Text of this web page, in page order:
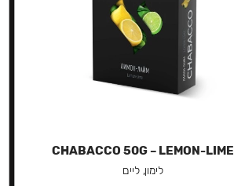
CHABACCO 50G – LEMON-LIME
לימון, ליים